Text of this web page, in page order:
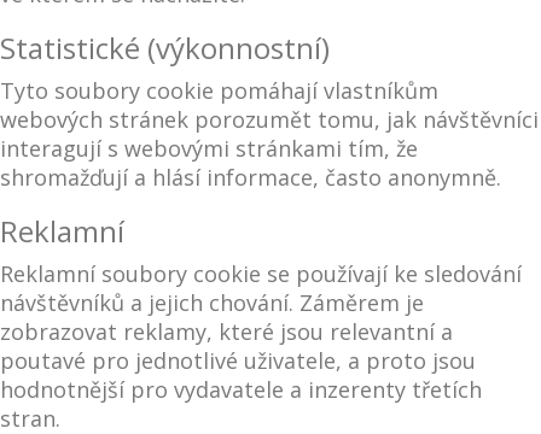
Statistické (výkonnostní)
Tyto soubory cookie pomáhají vlastníkům
webových stránek porozumět tomu, jak návštěvníci
interagují s webovými stránkami tím, že
shromažďují a hlásí informace, často anonymně.
Reklamní
Reklamní soubory cookie se používají ke sledování
návštěvníků a jejich chování. Záměrem je
zobrazovat reklamy, které jsou relevantní a
poutavé pro jednotlivé uživatele, a proto jsou
hodnotnější pro vydavatele a inzerenty třetích
stran.